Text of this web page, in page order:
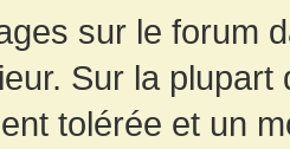
sur le forum
Sur la
tolérée et un